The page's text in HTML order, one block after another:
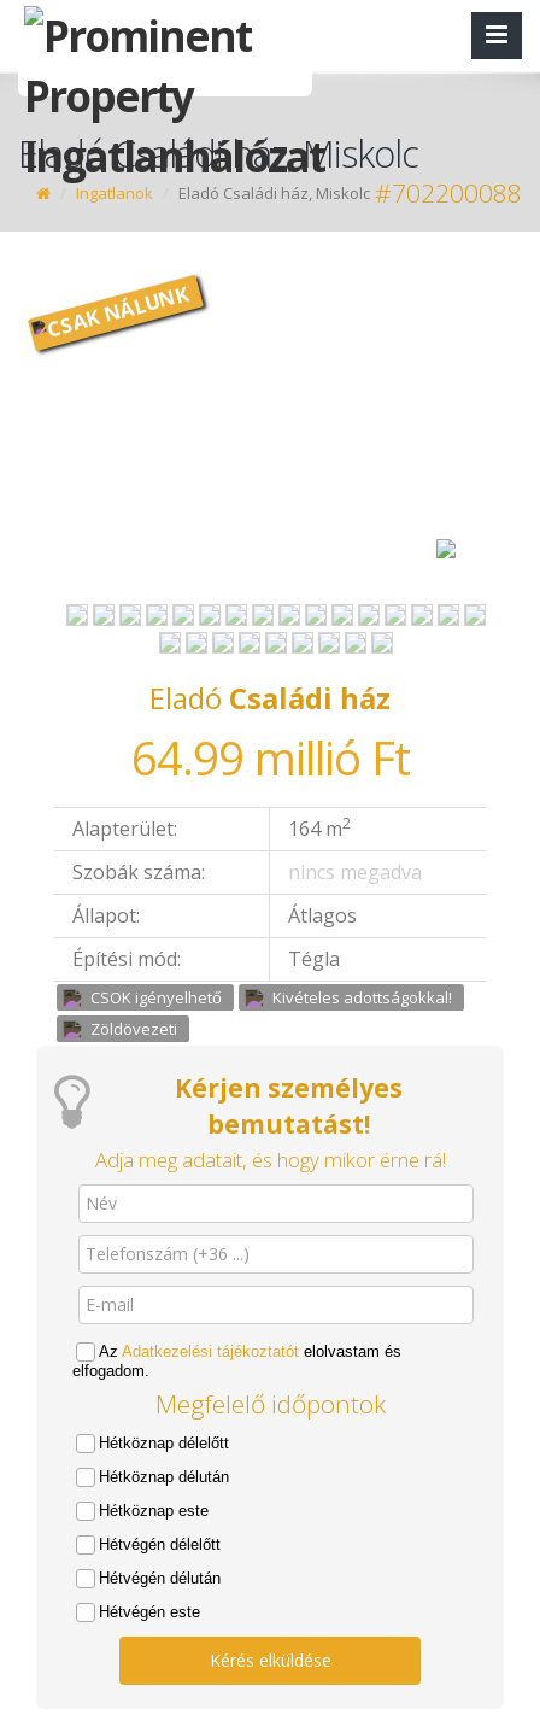
Eladó Családi ház, Miskolc
Ingatlanok Eladó Családi ház, Miskolc #702200088
Eladó Családi ház
64.99 millió Ft
Alapterület: 164 m2
Szobák száma:
nincs megadva
Állapot:
Átlagos
Építési mód:
Tégla
CSOK igényelhető
Kivételes adottságokkal!
Zöldövezeti
Kérjen személyes
bemutatást!
Adja meg adatait, és hogy mikor érne rá!
Az Adatkezelési tájékoztatót elolvastam és
elfogadom.
Megfelelő időpontok
Hétköznap délelőtt
Hétköznap délután
Hétköznap este
Hétvégén délelőtt
Hétvégén délután
Hétvégén este
Kérés elküldése